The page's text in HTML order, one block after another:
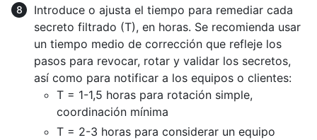
Introduce o ajusta el tiempo para remediar cada
secreto filtrado (T), en horas. Se recomienda usar
un tiempo medio de corrección que refleje los
pasos para revocar, rotar y validar los secretos,
así como para notificar a los equipos o clientes:
T = 1-1,5 horas para rotación simple,
coordinación mínima
T = 2-3 horas para considerar un equipo